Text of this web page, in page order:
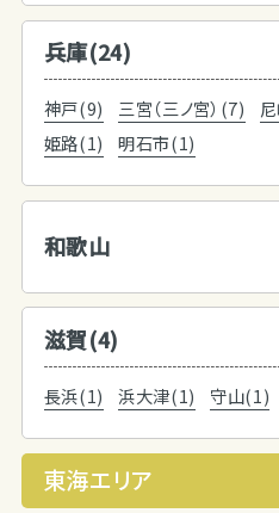
兵庫(24)
神戸(9) 三宮（三ノ宮）(7)
姫路(1)
明石市(1)
和歌山
滋賀(4)
長浜(1) 浜大津(1) 守山(1)
東海エリア